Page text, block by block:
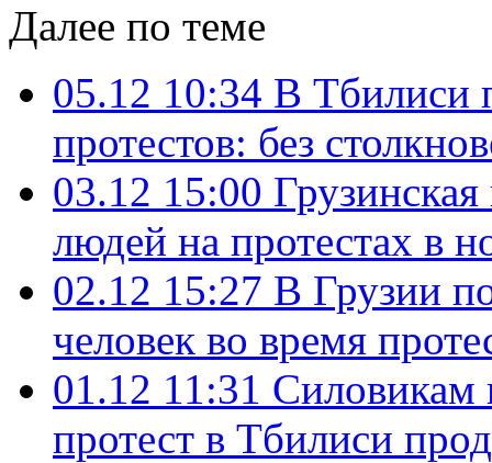
Далее по теме
05.12 10:34 В Тбилиси
протестов: без
03.12 15:00
людей на протестах в
02.12 15:27 В Грузии
человек во время
01.12 11:31 Силовикам
протест в Тбилиси